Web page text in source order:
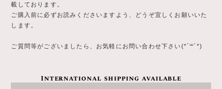
載しております。
ご購入前に必ずお読みくださいますよう、どうぞ宜しくお願いいた
します。
ご質問等がございましたら、お気軽にお問い合わせ下さい(*´꒳`*)
International shipping available